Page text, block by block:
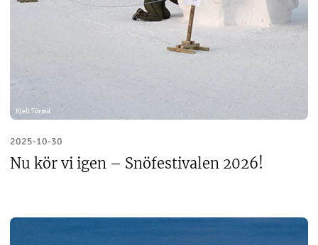
Kjell Törmä
2025-10-30
Nu kör vi igen – Snöfestivalen 2026!